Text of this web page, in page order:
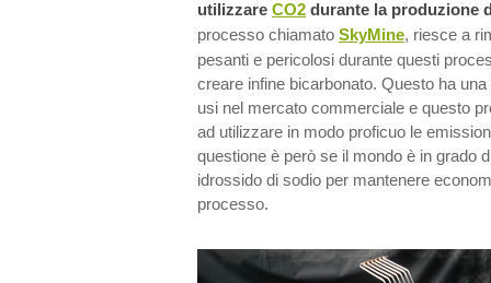
utilizzare CO2 durante la produzione
processo chiamato SkyMine, riesce a
pesanti e pericolosi durante questi
creare infine bicarbonato. Questo ha
usi nel mercato commerciale e questo
ad utilizzare in modo proficuo le
questione è però se il mondo è in grado
idrossido di sodio per mantenere
processo.